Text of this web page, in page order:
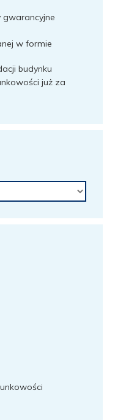
gwarancyjne
w formie
budynku
już za